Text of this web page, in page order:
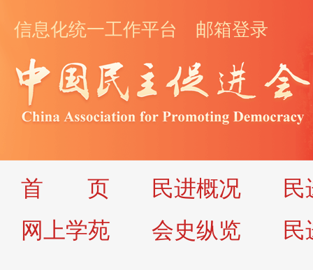
信息化统一工作平台 邮箱登录
首 页 民进概况
民
网上学苑
会史纵览 民